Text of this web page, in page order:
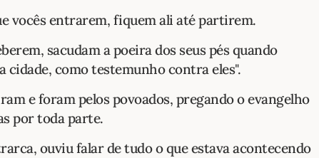
vocês entrarem, fiquem ali até partirem.
sacudam a poeira dos seus pés quando
cidade, como testemunho contra eles".
e foram pelos povoados, pregando o evangelho
por toda parte.
ouviu falar de tudo o que estava acontecendo